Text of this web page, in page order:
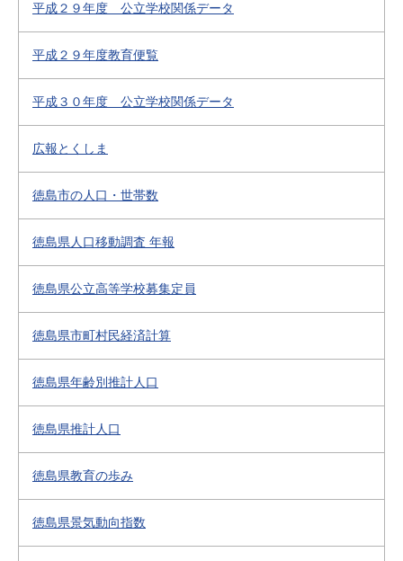
平成２９年度 公立学校関係データ
平成２９年度教育便覧
平成３０年度 公立学校関係データ
広報とくしま
徳島市の人口・世帯数
徳島県人口移動調査 年報
徳島県公立高等学校募集定員
徳島県市町村民経済計算
徳島県年齢別推計人口
徳島県推計人口
徳島県教育の歩み
徳島県景気動向指数